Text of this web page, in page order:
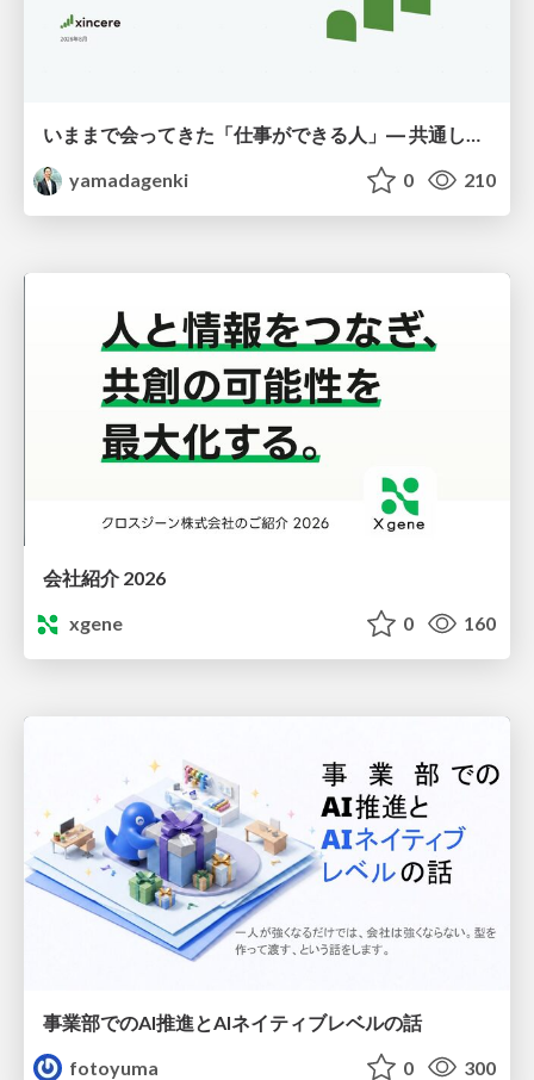
yamadagenki
0 210
会社紹介 2026
xgene
0 160
事業部でのAI推進とAIネイティブレベルの話
fotoyuma
0 300